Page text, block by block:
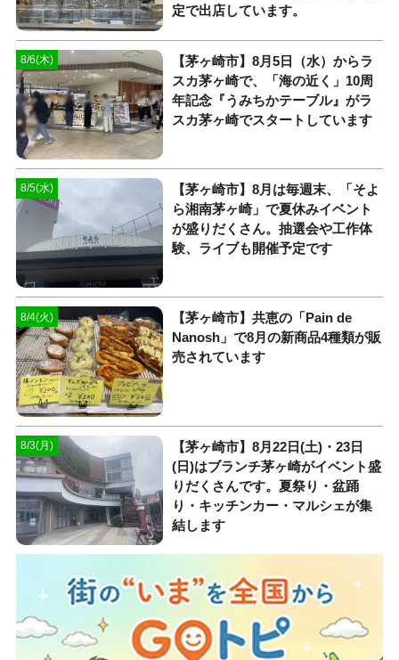
定で出店しています。
8/6(木)
【茅ヶ崎市】8月5日（水）からラ
スカ茅ヶ崎で、「海の近く」10周
年記念『うみちかテーブル』がラ
スカ茅ヶ崎でスタートしています
8/5(水)
【茅ヶ崎市】8月は毎週末、「そよ
ら湘南茅ヶ崎」で夏休みイベント
が盛りだくさん。抽選会や工作体
験、ライブも開催予定です
8/4(火)
【茅ヶ崎市】共恵の「Pain de
Nanosh」で8月の新商品4種類が販
売されています
8/3(月)
【茅ヶ崎市】8月22日(土)・23日
(日)はブランチ茅ヶ崎がイベント盛
りだくさんです。夏祭り・盆踊
り・キッチンカー・マルシェが集
結します